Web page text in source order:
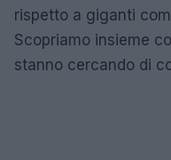
rispetto a giganti
Scopriamo insieme
stanno cercando di